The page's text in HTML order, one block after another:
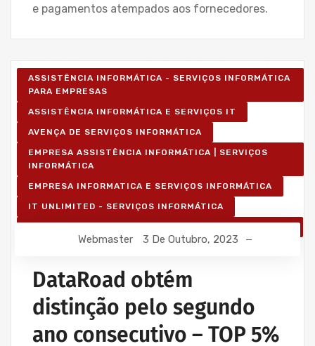
e pagamentos atempados aos fornecedores.
ASSISTÊNCIA INFORMÁTICA - SERVIÇOS INFORMÁTICA
PARA EMPRESAS
ASSISTÊNCIA INFORMÁTICA E SERVIÇOS IT
AVENÇA DE SERVIÇOS INFORMÁTICA
EMPRESA ASSISTÊNCIA INFORMÁTICA | SERVIÇOS
INFORMÁTICA
EMPRESA INFORMATICA E SERVIÇOS INFORMÁTICA
IT UNLIMITED - SERVIÇOS INFORMÁTICA
Webmaster 3 De Outubro, 2023
DataRoad obtém
distinção pelo segundo
ano consecutivo – TOP 5%